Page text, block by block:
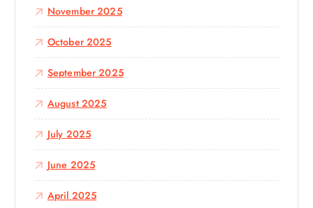
November 2025
October 2025
September 2025
August 2025
July 2025
June 2025
April 2025